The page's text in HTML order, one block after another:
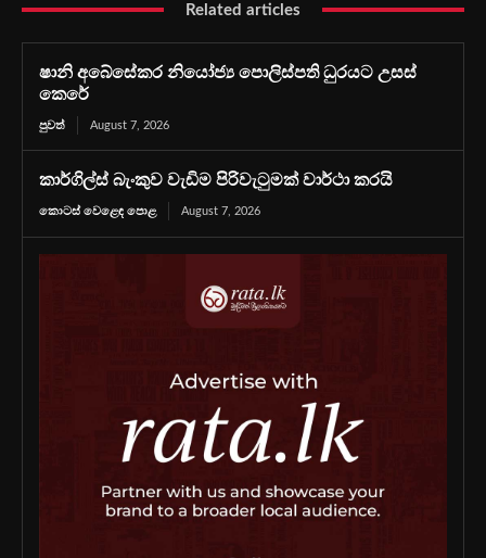
Related articles
ෂානි අබේසේකර නියෝජ්‍ය පොලිස්පති ධුරයට උසස්
කෙරේ
පුවත් August 7, 2026
කාර්ගිල්ස් බැංකුව වැඩිම පිරිවැටුමක් වාර්ථා කරයි
කොටස් වෙළෙඳ පොළ August 7, 2026